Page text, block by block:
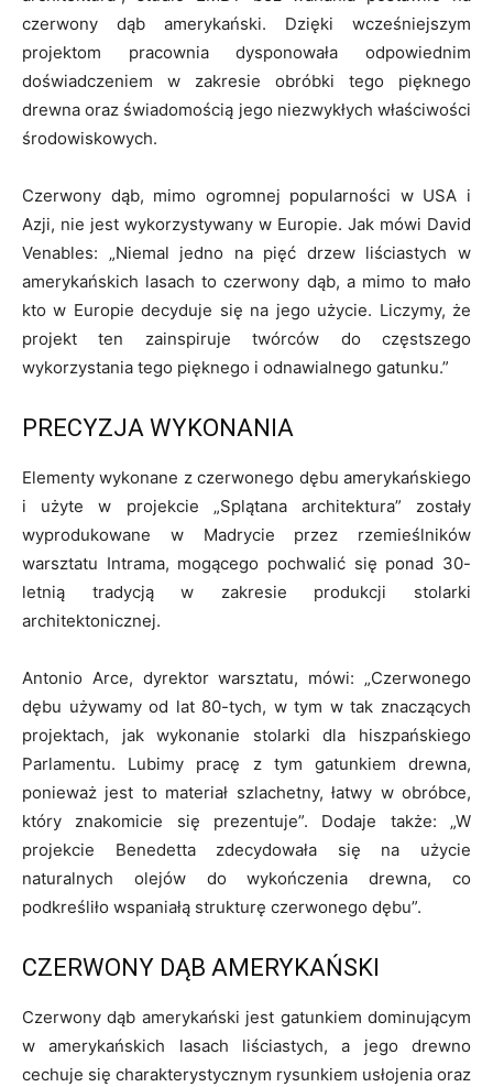
czerwony dąb amerykański. Dzięki wcześniejszym
projektom pracownia dysponowała odpowiednim
doświadczeniem w zakresie obróbki tego pięknego
drewna oraz świadomością jego niezwykłych właściwości
środowiskowych.
Czerwony dąb, mimo ogromnej popularności w USA i
Azji, nie jest wykorzystywany w Europie. Jak mówi David
Venables: „Niemal jedno na pięć drzew liściastych w
amerykańskich lasach to czerwony dąb, a mimo to mało
kto w Europie decyduje się na jego użycie. Liczymy, że
projekt ten zainspiruje twórców do częstszego
wykorzystania tego pięknego i odnawialnego gatunku.”
PRECYZJA WYKONANIA
Elementy wykonane z czerwonego dębu amerykańskiego
i użyte w projekcie „Splątana architektura” zostały
wyprodukowane w Madrycie przez rzemieślników
warsztatu Intrama, mogącego pochwalić się ponad 30-
letnią tradycją w zakresie produkcji stolarki
architektonicznej.
Antonio Arce, dyrektor warsztatu, mówi: „Czerwonego
dębu używamy od lat 80-tych, w tym w tak znaczących
projektach, jak wykonanie stolarki dla hiszpańskiego
Parlamentu. Lubimy pracę z tym gatunkiem drewna,
ponieważ jest to materiał szlachetny, łatwy w obróbce,
który znakomicie się prezentuje”. Dodaje także: „W
projekcie Benedetta zdecydowała się na użycie
naturalnych olejów do wykończenia drewna, co
podkreśliło wspaniałą strukturę czerwonego dębu”.
CZERWONY DĄB AMERYKAŃSKI
Czerwony dąb amerykański jest gatunkiem dominującym
w amerykańskich lasach liściastych, a jego drewno
cechuje się charakterystycznym rysunkiem usłojenia oraz